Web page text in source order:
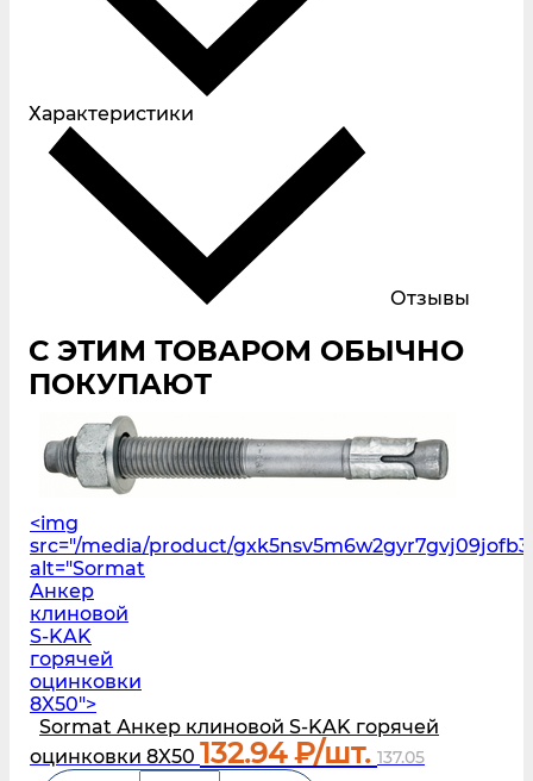
Характеристики
Отзывы
С ЭТИМ ТОВАРОМ ОБЫЧНО
ПОКУПАЮТ
<img
src="/media/product/
alt="Sormat
Анкер
клиновой
S‑KAK
горячей
оцинковки
8X50">
Sormat Анкер клиновой S‑KAK горячей
оцинковки 8X50 132.94₽/шт. 137.05